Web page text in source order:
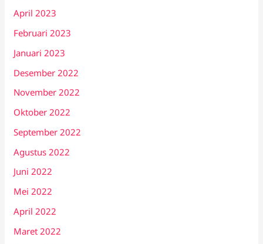
April 2023
Februari 2023
Januari 2023
Desember 2022
November 2022
Oktober 2022
September 2022
Agustus 2022
Juni 2022
Mei 2022
April 2022
Maret 2022